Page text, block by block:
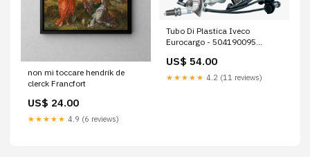
non mi toccare hendrik de
clerck Francfort
US$ 24.00
★★★★★ 4.9 (6 reviews)
Tubo Di Plastica Iveco
Eurocargo - 504190095
US$ 54.00
★★★★★ 4.2 (11 reviews)